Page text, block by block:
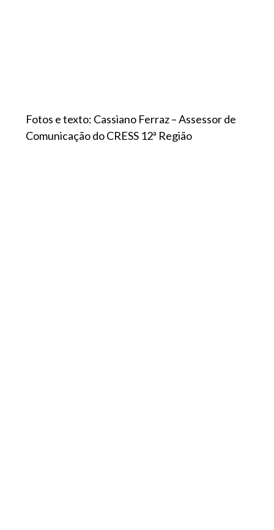
Fotos e texto: Cassiano Ferraz – Assessor de
Comunicação do CRESS 12ª Região